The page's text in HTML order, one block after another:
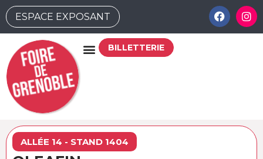
ESPACE EXPOSANT
BILLETTERIE
ALLÉE 14 - STAND 1404